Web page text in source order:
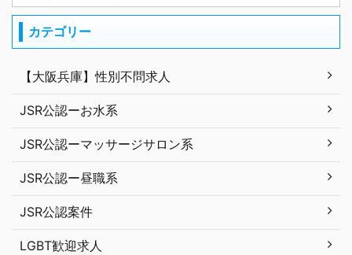
カテゴリー
【大阪兵庫】性別不問求人
JSR公認ーお水系
JSR公認ーマッサージサロン系
JSR公認ー昼職系
JSR公認案件
LGBT歓迎求人